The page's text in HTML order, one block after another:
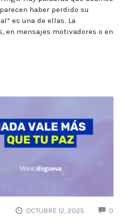
haber perdido su
es una de ellas. La
en mensajes motivadores o en
OCTUBRE 12, 2025 0